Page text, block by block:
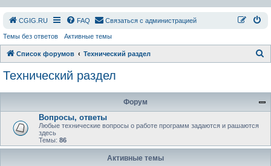
СGIG.RU FAQ Связаться с администрацией
Темы без ответов Активные темы
Список форумов Технический раздел
к
Технический раздел
Форум
Вопросы, ответы
Любыe технические вопросы о работе программ задаются и рашаются
здесь
Темы: 86
Активные темы